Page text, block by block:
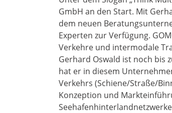
GmbH an den Start. Mit
dem neuen
Experten zur Verfügung.
Verkehre und intermodale
Gerhard Oswald ist noch bis
hat er in diesem
Verkehrs (Schiene/Straße/
Konzeption und